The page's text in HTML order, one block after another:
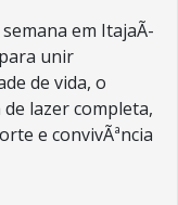
em ItajaÃ­
unir
de vida, o
lazer completa,
e convivÃªncia